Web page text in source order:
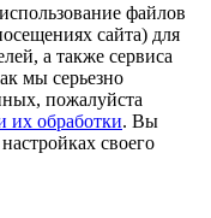
файлов
сайта) для
а также сервиса
мы серьезно
пожалуйста
их обработки. Вы
своего